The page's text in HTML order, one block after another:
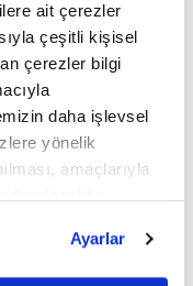
ait çerezler
çeşitli kişisel
çerezler bilgi
daha işlevsel
yönelik
amaçlarıyla
bilgi için
Ayarlar
Ali Taha Koç,
de
küresel
önemli bir
global